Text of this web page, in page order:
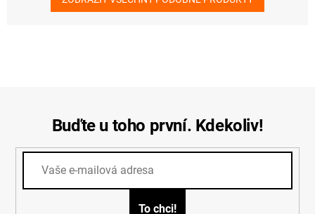
Buďte u toho první. Kdekoliv!